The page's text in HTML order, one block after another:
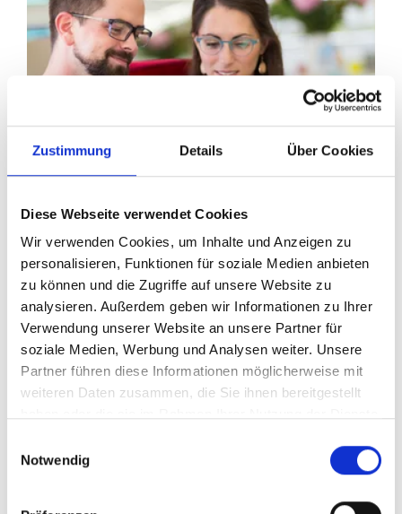
Zustimmung Details Über Cookies
Diese Webseite verwendet Cookies
Wir verwenden Cookies, um Inhalte und Anzeigen zu
personalisieren, Funktionen für soziale Medien anbieten
zu können und die Zugriffe auf unsere Website zu
analysieren. Außerdem geben wir Informationen zu Ihrer
Verwendung unserer Website an unsere Partner für
soziale Medien, Werbung und Analysen weiter. Unsere
Partner führen diese Informationen möglicherweise mit
weiteren Daten zusammen, die Sie ihnen bereitgestellt
Notwendig
Ihr Partner für optimales
Sehen in Ahrensbök
Als erster Ansprechpartner für das gute Sehen sind wir
anatomisch und ästhetisch perfekt auf Ihre
individuellen Wünsche und Bedürfnisse angepasste
Sehhilfe kümmern. Wir sind auch oft die Ersten, die